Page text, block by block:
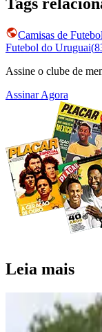
Camisas de
Futebol do Uruguai(
Assine o clube de
Assinar Agora
Leia mais